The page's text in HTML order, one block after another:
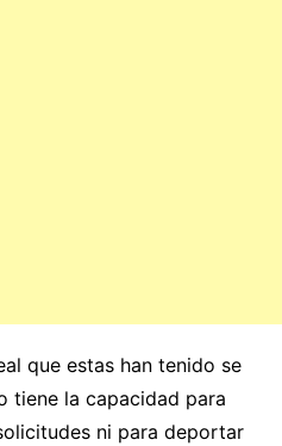
que estas han tenido se
tiene la capacidad para
ni para deportar